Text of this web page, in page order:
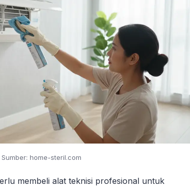
Sumber: home-steril.com
membeli alat teknisi profesional untuk